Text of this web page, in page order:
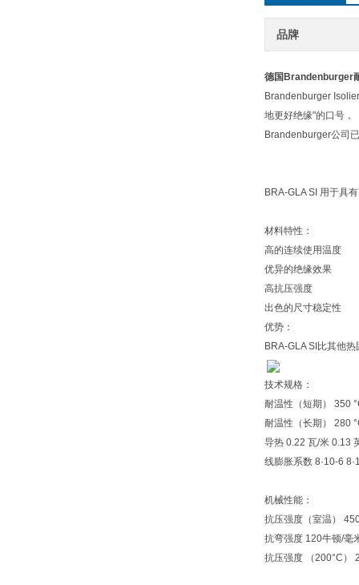
品牌
德国Brandenburger
Brandenburger
地更好绝缘"的口号，
Brandenburger公司
BRA-GLA SI 用于具
材料特性：
高的连续使用温度
优异的绝缘效果
高抗压强度
出色的尺寸稳定性
优势：
BRA-GLA SI比其他
技术规格：
耐温性（短期） 350
耐温性（长期） 280
导热 0.22 瓦/米 0.13
线膨胀系数 8·10-6
机械性能：
抗压强度（室温）
抗弯强度 120牛顿/毫
抗压强度 （200°C）